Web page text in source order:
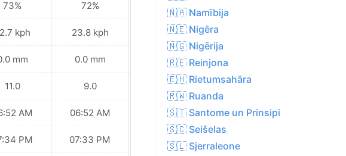
73%
kph
mm
11.0
AM
PM
72%
23.8 kph
0.0 mm
9.0
06:52 AM
07:33 PM
67%
21.6 kph
0.0 mm
8.0
06:53 AM
07:33 PM
🇳🇦 Namībija
🇳🇪 Nigēra
🇳🇬 Nigērija
🇷🇪 Reinjona
🇪🇭 Rietumsahāra
🇷🇼 Ruanda
🇸🇹 Santome un Prinsipi
🇸🇨 Seišelas
🇸🇱 Sjerraleone